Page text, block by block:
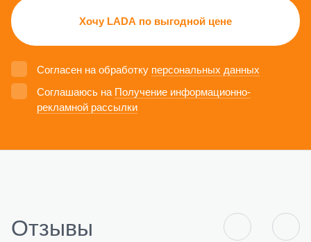
Хочу LADA по выгодной цене
Согласен на обработку персональных данных
Соглашаюсь на Получение информационно-
рекламной рассылки
Отзывы